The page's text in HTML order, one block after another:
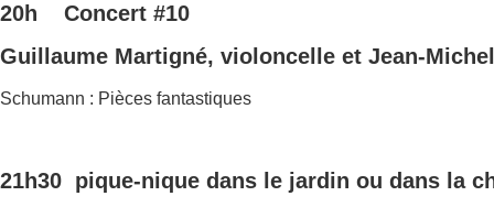
20h Concert #10
Guillaume Martigné, violoncelle et Jean-
Schumann : Pièces fantastiques
21h30 pique-nique dans le jardin ou dans la